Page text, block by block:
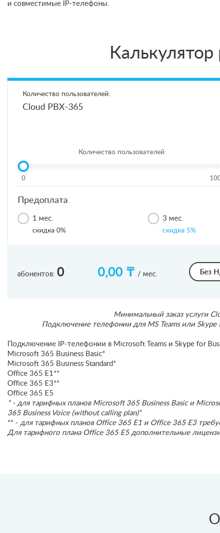
и совместимые IP-телефоны.
Количество пользователей:
Cloud PBX-365
Количество пользователей
0
Предоплата
1 мес.
скидка 0%
3 мес.
скидка 5%
абонентов: 0 0,00 / мес. Без
Минимальный заказ услуги
Подключение телефонии для MS Teams или
Подключение IP-телефонии в Microsoft Teams и Skype for
Microsoft 365 Business Basic*
Microsoft 365 Business Standard*
Office 365 E1**
Office 365 E3**
Office 365 E5
* - для тарифных планов Microsoft 365 Business Basic и
365 Business Voice (without calling plan)"
** - для тарифных планов Office 365 E1 и Office 365 E3
Для тарифного плана Office 365 E5 дополнительные